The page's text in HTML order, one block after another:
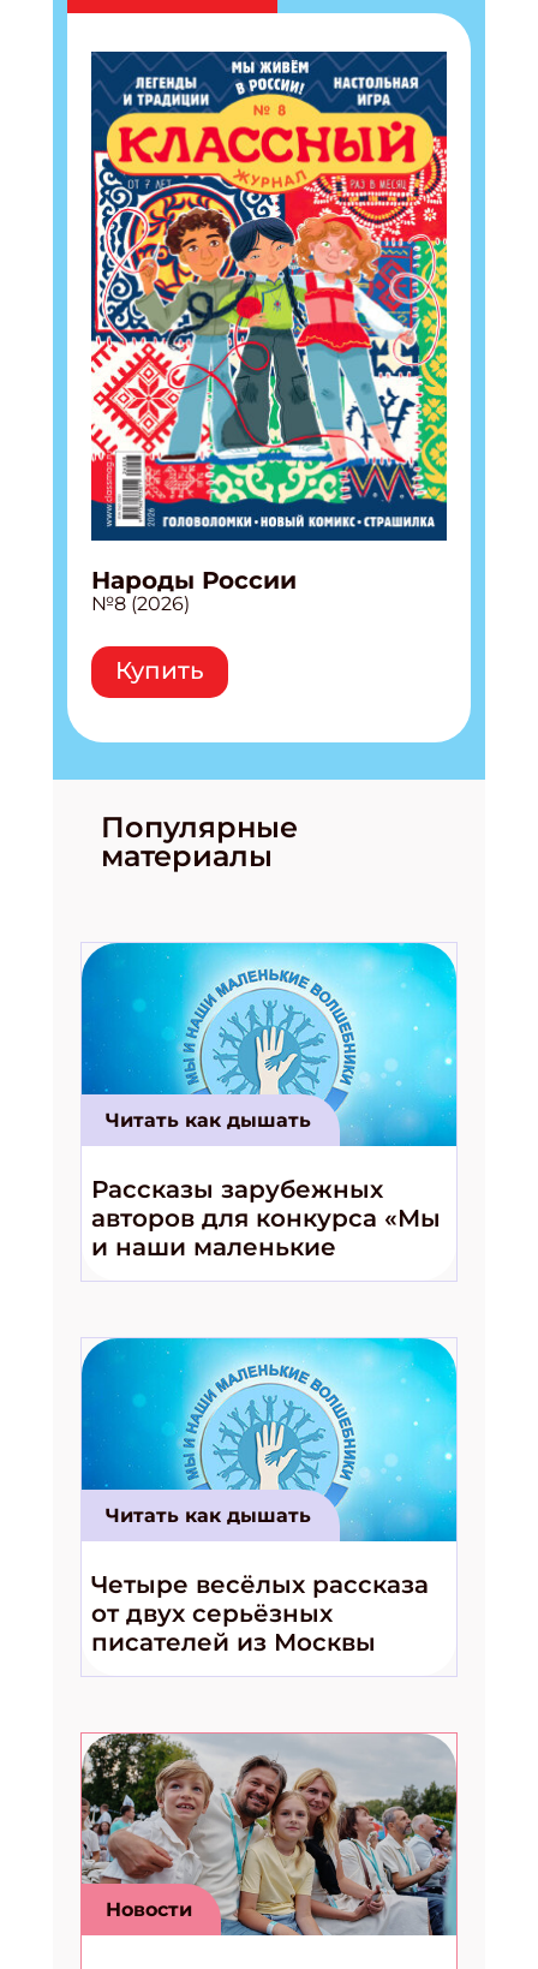
Народы России
№8 (2026)
Купить
Популярные
материалы
Читать как дышать
Рассказы зарубежных
авторов для конкурса «Мы
и наши маленькие
волшебники!»
Читать как дышать
Четыре весёлых рассказа
от двух серьёзных
писателей из Москвы
Новости
Подпишись на рассылку
Получи электронный "Классный журнал" в
подарок!
Укажите имя
Укажите Ваш Email